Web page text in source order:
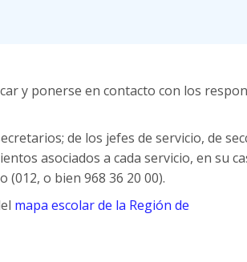
y ponerse en contacto con los
de los jefes de servicio, de
asociados a cada servicio, en su
o bien 968 36 20 00).
mapa escolar de la Región de